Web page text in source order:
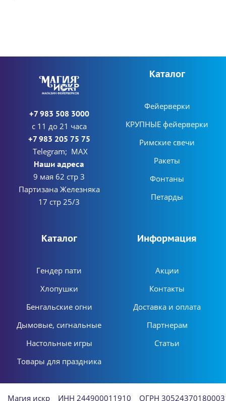
+7 983 508 3000
с 11 до 21 часа
+7 983 205 75 75
Telegram; MAX
Наши адреса
9 мая 62 стр 3
Партизана Железняка
17 стр 25/3
Каталог
Фейерверки
КРУПНЫЕ фейерверки
Римские свечи
Ракеты
Фонтаны
Петарды
Каталог
Гендер пати
Хлопушки
Бенгальские огни
Дымовые, сигнальные
Настольные игры
Товары для праздника
Информация
Акции
Контакты
Доставка и оплата
Партнерам
Статьи
Магия искр ИНН 244900011910 ОГРН